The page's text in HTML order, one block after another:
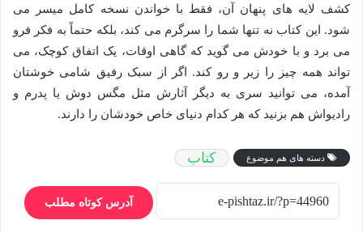
کشف لایه های پنهان آن، فقط با خواندن نسخه کامل میسر می
شود. این کتاب نه تنها شما را سرگرم می کند، بلکه حتماً به فکر فرو
می برد و با خودش می گوید که گاهی اوقات، یک اتفاق کوچک، می
تواند همه چیز را زیر و رو کند. اگر از سبک رفیق شامی خوشتان
آمده، می توانید سری به دیگر آثارش مثل مگس دوش یا پدرم و
رادیواش هم بزنید که هر کدام دنیای خاص خودشان را دارند.
دسته های هم موضوع کتاب
آدرس کوتاه مطلب